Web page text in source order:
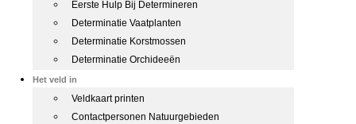
Eerste Hulp Bij Determineren
Determinatie Vaatplanten
Determinatie Korstmossen
Determinatie Orchideeën
Het veld in
Veldkaart printen
Contactpersonen Natuurgebieden